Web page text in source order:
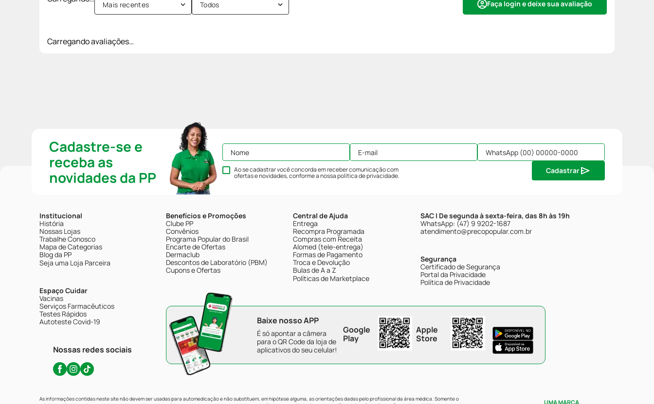
Faça login e deixe sua avaliação
Mais recentes Todos
Carregando avaliações…
Cadastre-se e
receba as
novidades da PP
Ao se cadastrar você concorda em receber comunicação com
ofertas e novidades, conforme a nossapolítica de privacidade.
Cadastrar
Institucional
História
Nossas Lojas
Trabalhe Conosco
Mapa de Categorias
Blog da PP
Seja uma Loja Parceira
Espaço Cuidar
Vacinas
Serviços Farmacêuticos
Testes Rápidos
Autoteste Covid-19
Nossas redes sociais
Benefícios e Promoções
Clube PP
Convênios
Programa Popular do Brasil
Encarte de Ofertas
Dermaclub
Descontos de Laboratório (PBM)
Cupons e Ofertas
Central de Ajuda
Entrega
Recompra Programada
Compras com Receita
Alomed (tele-entrega)
Formas de Pagamento
Troca e Devolução
Bulas de A a Z
Políticas de Marketplace
SAC | De segunda à sexta-feira, das 8h às 19h
WhatsApp: (47) 9 9202-1687
atendimento@precopopular.com.br
Segurança
Certificado de Segurança
Portal da Privacidade
Política de Privacidade
Baixe nosso APP
É só apontar a câmera
para o QR Code da loja de
aplicativos do seu celular!
Google
Play
Apple
Store
As informações contidas neste site não devem ser usadas para automedicação e não substituem, em hipótese alguma, as orientações dadas pelo profissional da área médica. Somente o
UMA MARCA